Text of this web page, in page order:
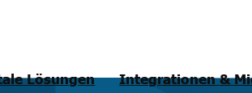
Lösungen Integrationen &